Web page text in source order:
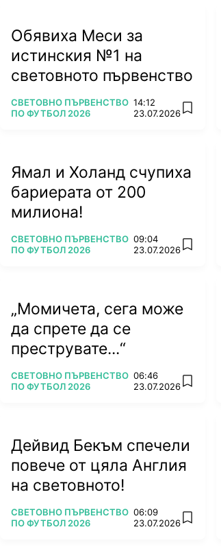
Обявиха Меси за
истинския №1 на
световното първенство
ПОВЕЧЕ ОТ
СВЕТОВНО ПЪРВЕНСТВО
ПО ФУТБОЛ 2026
14:12
23.07.2026 add
Ямал и Холанд счупиха
бариерата от 200
милиона!
ПОВЕЧЕ ОТ
СВЕТОВНО ПЪРВЕНСТВО
ПО ФУТБОЛ 2026
09:04
23.07.2026 add
„Момичета, сега може
да спрете да се
преструвате...“
ПОВЕЧЕ ОТ
СВЕТОВНО ПЪРВЕНСТВО
ПО ФУТБОЛ 2026
06:46
23.07.2026 add
Дейвид Бекъм спечели
повече от цяла Англия
на световното!
ПОВЕЧЕ ОТ
СВЕТОВНО ПЪРВЕНСТВО
ПО ФУТБОЛ 2026
06:09
23.07.2026 add